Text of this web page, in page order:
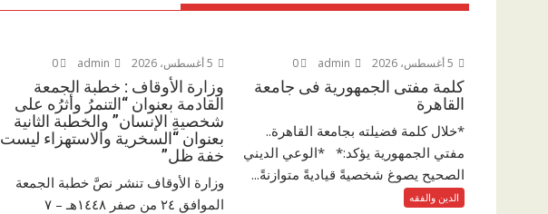
0
كلمة مفتى الجمهورية فى جامعة
القاهرة
*خلال كلمة فضيلته بجامعة القاهرة..
مفتي الجمهورية يؤكد:* *الوعي الديني
الصحيح يصوغ شخصيةً قياديةً متوازنةً...
الدين والفقه
0
وزارة الأوقاف : خطبة الجمعة
القادمة بعنوان “التنمرُ وأثرُه على
شخصيةِ الإنسان” والخطبة الثانية
بعنوان “السخرية والاستهزاء ليست
خفة ظل”
وزارة الأوقاف تنشر نصَّ خطبة الجمعة
الموافق ٢٤ من صفر ١٤٤٨هـ – ‏٧